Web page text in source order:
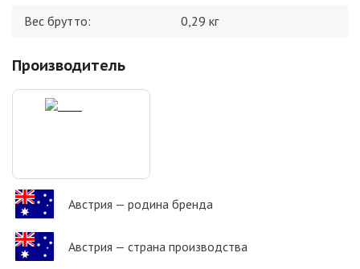
Вес брутто:
0,29 кг
Производитель
Австрия — родина бренда
Австрия — страна производства